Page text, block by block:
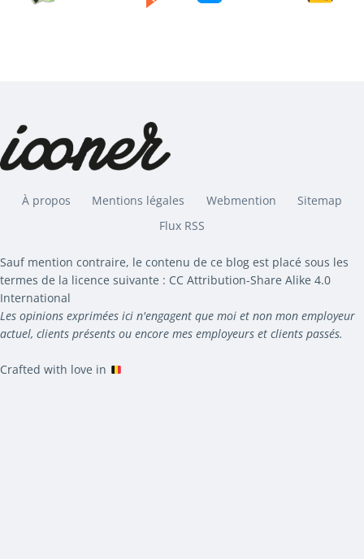
À propos Mentions légales Webmention
Sitemap
Flux RSS
Sauf mention contraire, le contenu de ce blog est placé sous les
termes de la licence suivante : CC Attribution-Share Alike 4.0
International
Les opinions exprimées ici n'engagent que moi et non mon employeur
actuel, clients présents ou encore mes employeurs et clients passés.
Crafted with love in